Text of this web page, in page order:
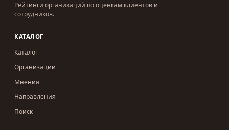
Рейтинги организаций по оценкам клиентов и
сотрудников.
КАТАЛОГ
Каталог
Организации
Мнения
Направления
Поиск